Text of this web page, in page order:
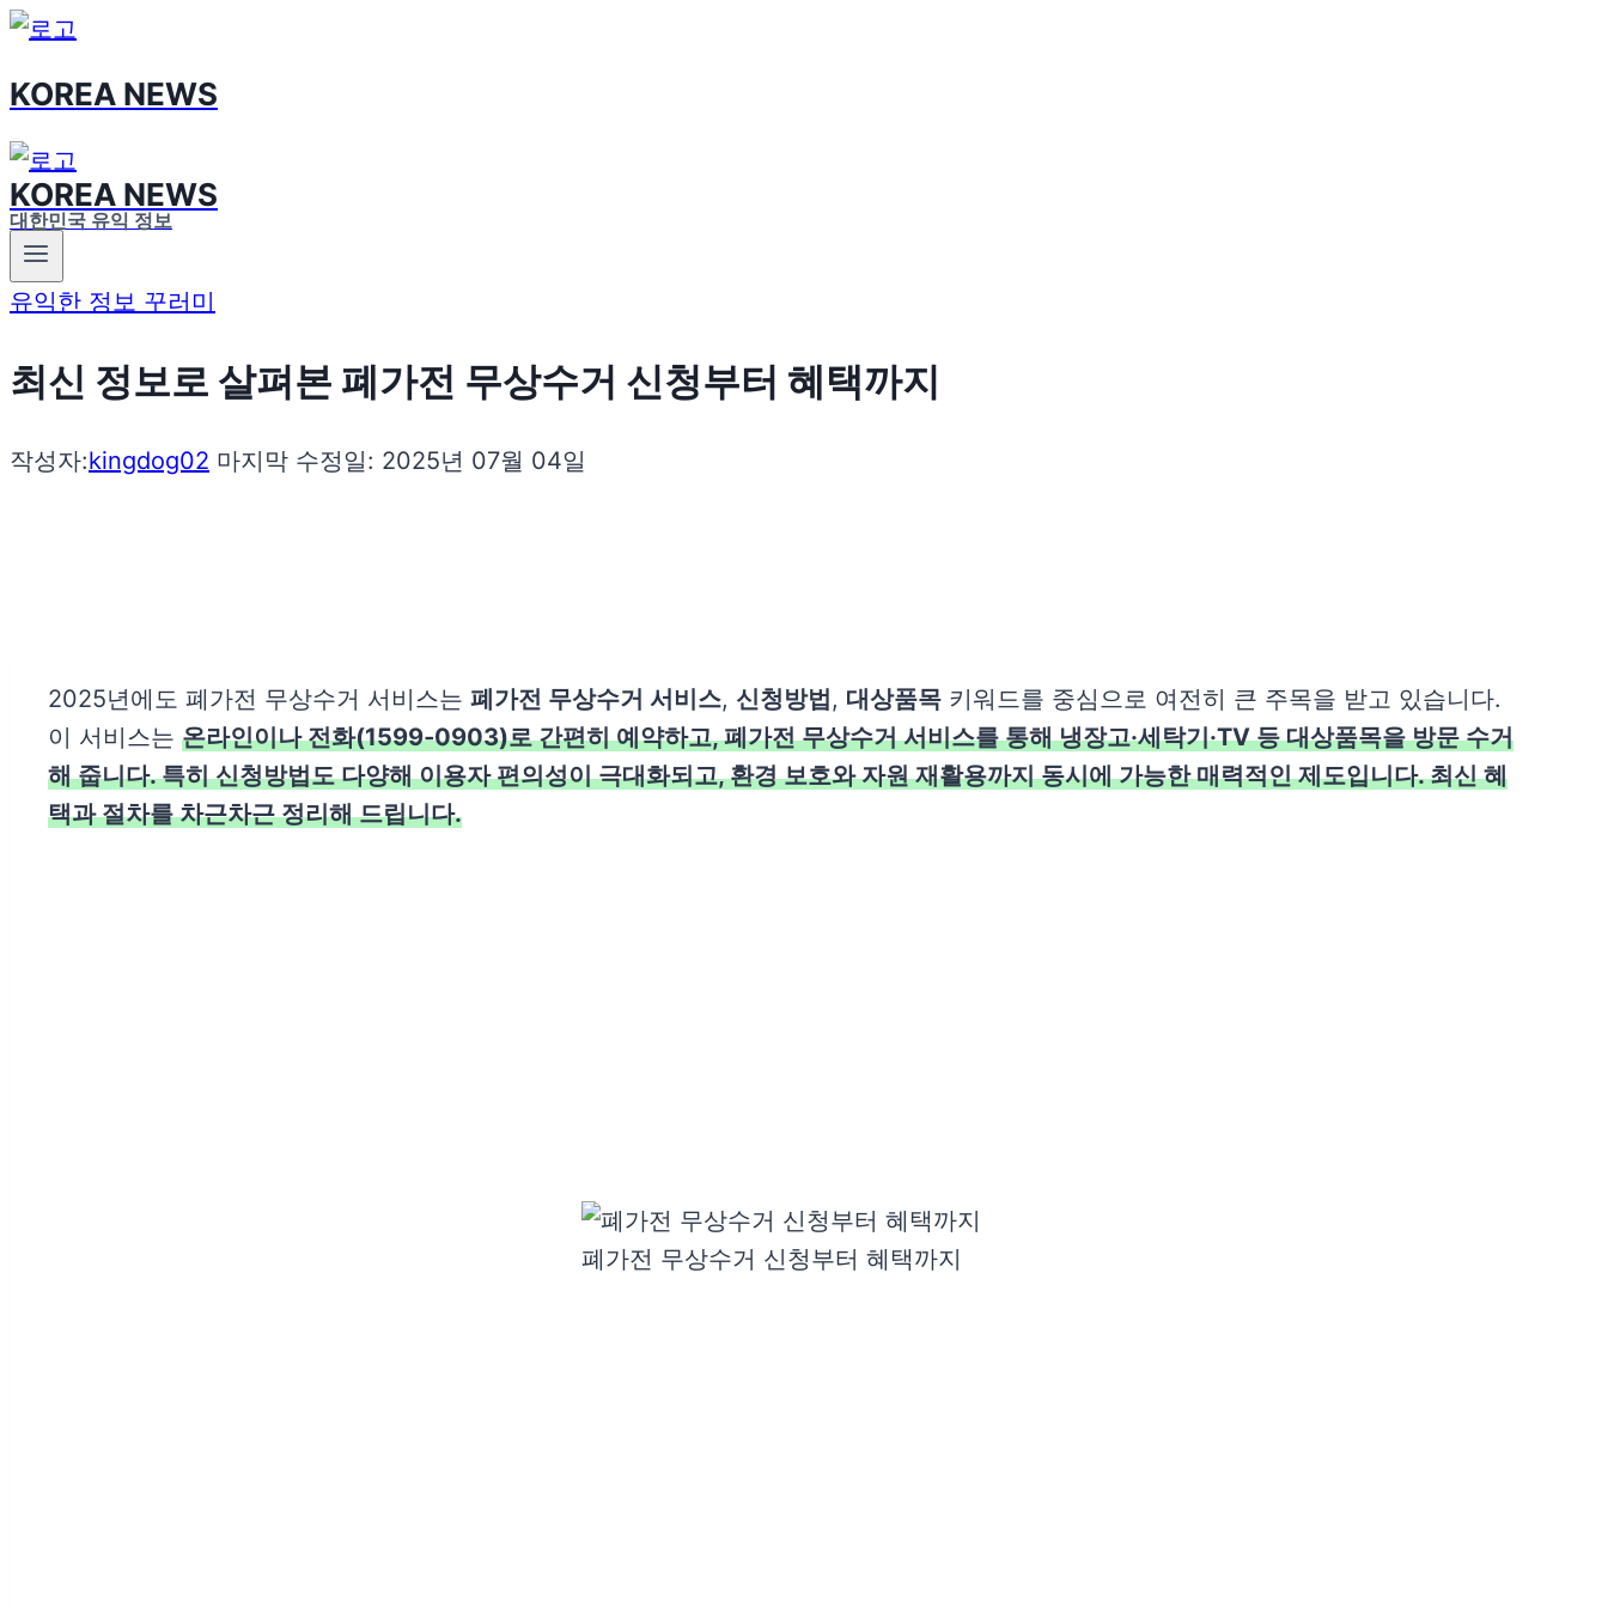
Skip
content
KOREA NEWS
KOREA NEWS
대한민국 유익 정보
유익한 정보 꾸러미
최신 정보로 살펴본 폐가전 무상수거 신청부터 혜택까지
작성자:kingdog02 마지막 수정일: 2025년 07월 04일
2025년에도 폐가전 무상수거 서비스는 폐가전 무상수거 서비스, 신청방법, 대상품목 키워드를 중심으로 여전히 큰 주목을 받고 있습니다.
이 서비스는 온라인이나 전화(1599‑0903)로 간편히 예약하고, 폐가전 무상수거 서비스를 통해 냉장고·세탁기·TV 등 대상품목을 방문 수거
해 줍니다. 특히 신청방법도 다양해 이용자 편의성이 극대화되고, 환경 보호와 자원 재활용까지 동시에 가능한 매력적인 제도입니다. 최신 혜
택과 절차를 차근차근 정리해 드립니다.
폐가전 무상수거 신청부터 혜택까지